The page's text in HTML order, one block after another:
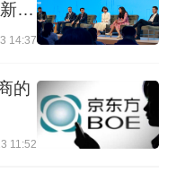
旧
14:37
的
11:52